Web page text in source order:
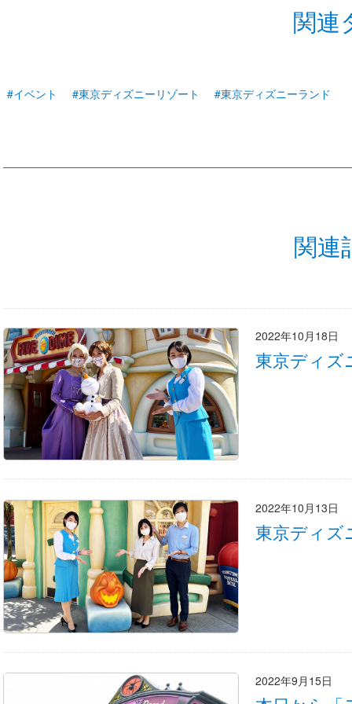
関連
#イベント #東京ディズニーリゾート #東京ディズニーランド
関連
2022年10月18日
東京ディズ
2022年10月13日
東京ディズ
2022年9月15日